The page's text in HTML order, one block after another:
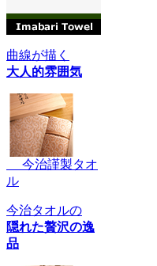
曲線が描く
大人的雰囲気
今治謹製タオ
ル
今治タオルの
隠れた贅沢の逸
品